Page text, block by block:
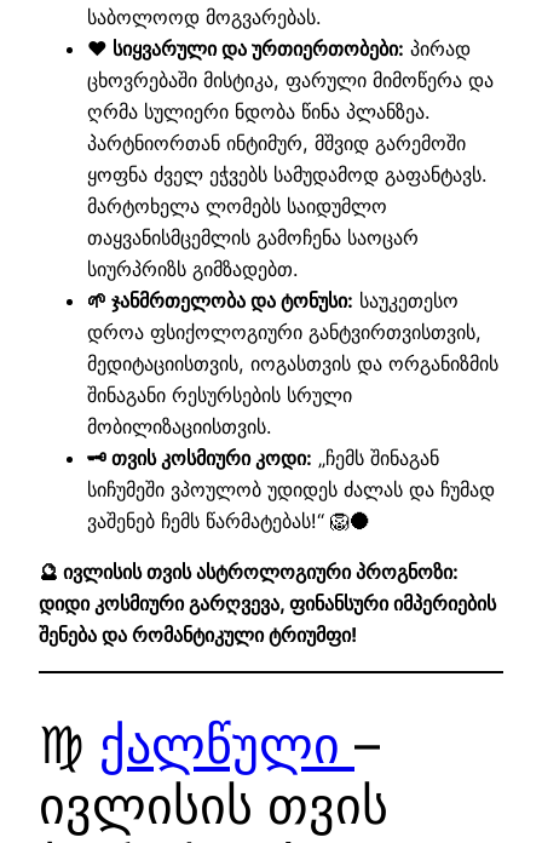
საბოლოოდ მოგვარებას.
❤️ სიყვარული და ურთიერთობები: პირად
ცხოვრებაში მისტიკა, ფარული მიმოწერა და
ღრმა სულიერი ნდობა წინა პლანზეა.
პარტნიორთან ინტიმურ, მშვიდ გარემოში
ყოფნა ძველ ეჭვებს სამუდამოდ გაფანტავს.
მარტოხელა ლომებს საიდუმლო
თაყვანისმცემლის გამოჩენა საოცარ
სიურპრიზს გიმზადებთ.
🌱 ჯანმრთელობა და ტონუსი: საუკეთესო
დროა ფსიქოლოგიური განტვირთვისთვის,
მედიტაციისთვის, იოგასთვის და ორგანიზმის
შინაგანი რესურსების სრული
მობილიზაციისთვის.
🗝️ თვის კოსმიური კოდი: „ჩემს შინაგან
სიჩუმეში ვპოულობ უდიდეს ძალას და ჩუმად
ვაშენებ ჩემს წარმატებას!“ 🦁🌑
🔮 ივლისის თვის ასტროლოგიური პროგნოზი:
დიდი კოსმიური გარღვევა, ფინანსური იმპერიების
შენება და რომანტიკული ტრიუმფი!
♍ ქალწული –
ივლისის თვის